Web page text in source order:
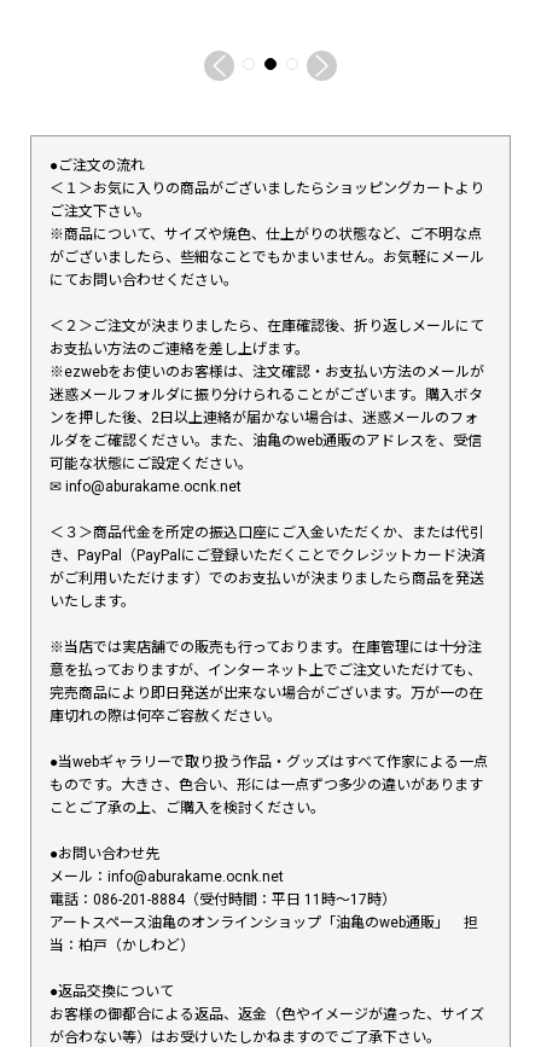
●ご注文の流れ
＜１＞お気に入りの商品がございましたらショッピングカートより
ご注文下さい。
※商品について、サイズや焼色、仕上がりの状態など、ご不明な点
がございましたら、些細なことでもかまいません。お気軽にメール
にてお問い合わせください。
＜２＞ご注文が決まりましたら、在庫確認後、折り返しメールにて
お支払い方法のご連絡を差し上げます。
※ezwebをお使いのお客様は、注文確認・お支払い方法のメールが
迷惑メールフォルダに振り分けられることがございます。購入ボタ
ンを押した後、2日以上連絡が届かない場合は、迷惑メールのフォ
ルダをご確認ください。また、油亀のweb通販のアドレスを、受信
可能な状態にご設定ください。
✉︎ info@aburakame.ocnk.net
＜３＞商品代金を所定の振込口座にご入金いただくか、または代引
き、PayPal（PayPalにご登録いただくことでクレジットカード決済
がご利用いただけます）でのお支払いが決まりましたら商品を発送
いたします。
※当店では実店舗での販売も行っております。在庫管理には十分注
意を払っておりますが、インターネット上でご注文いただけても、
完売商品により即日発送が出来ない場合がございます。万が一の在
庫切れの際は何卒ご容赦ください。
●当webギャラリーで取り扱う作品・グッズはすべて作家による一点
ものです。大きさ、色合い、形には一点ずつ多少の違いがあります
ことご了承の上、ご購入を検討ください。
●お問い合わせ先
メール：info@aburakame.ocnk.net
電話：086-201-8884（受付時間：平日 11時〜17時）
アートスペース油亀のオンラインショップ「油亀のweb通販」 担
当：柏戸（かしわど）
●返品交換について
お客様の御都合による返品、返金（色やイメージが違った、サイズ
が合わない等）はお受けいたしかねますのでご了承下さい。